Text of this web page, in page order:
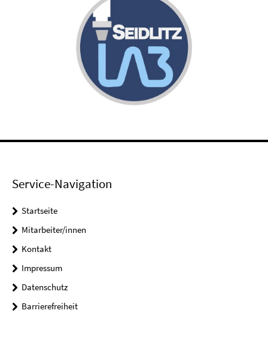
Service-Navigation
Startseite
Mitarbeiter/innen
Kontakt
Impressum
Datenschutz
Barrierefreiheit